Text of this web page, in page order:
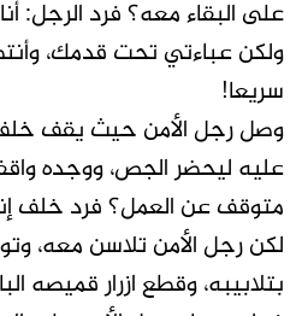
على البقاء معه؟ فرد الرجل:
ولكن عباءتي تحت قدمك،
سريعا!
وصل رجل الأمن حيث يقف خلف
عليه ليحضر الجص، ووجده
متوقف عن العمل؟ فرد خلف
لكن رجل الأمن تلاسن معه،
بتلابيبه، وقطع ازرار قميصه